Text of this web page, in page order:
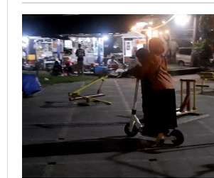
Khusus
Sepeda
Listrik